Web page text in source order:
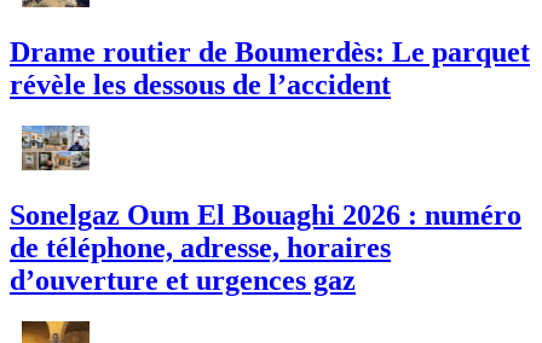
Drame routier de Boumerdès: Le parquet
révèle les dessous de l’accident
Sonelgaz Oum El Bouaghi 2026 : numéro
de téléphone, adresse, horaires
d’ouverture et urgences gaz